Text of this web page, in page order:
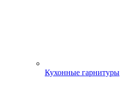
Кухонные гарнитуры